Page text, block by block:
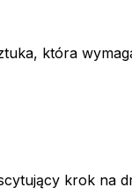
która
krok na